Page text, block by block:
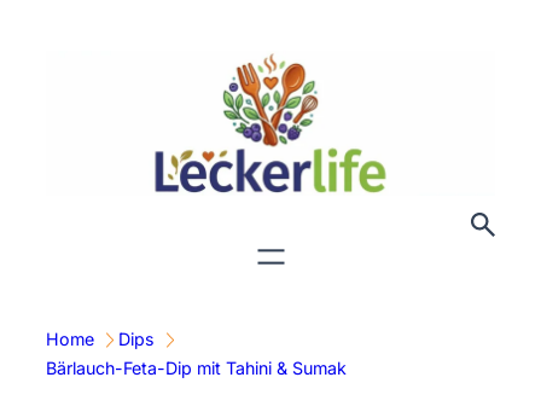
Home
Dips
Bärlauch-Feta-Dip mit Tahini & Sumak